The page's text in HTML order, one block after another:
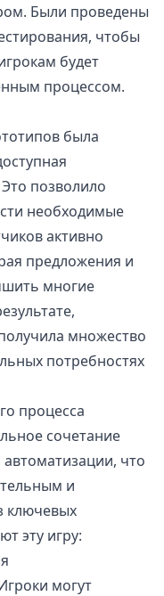
Были проведены
чтобы
будет
процессом.
была
позволило
необходимые
активно
предложения и
многие
множество
потребностях
процесса
сочетание
автоматизации, что
и
ключевых
эту игру:
могут